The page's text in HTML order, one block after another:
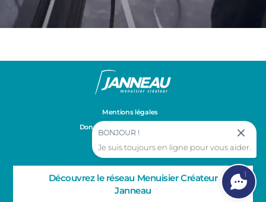
Mentions légales
Données personnelles et cookies
Découvrez le réseau Menuisier Créateur
Janneau
1
BONJOUR !
Je suis toujours en ligne pour vous aider.